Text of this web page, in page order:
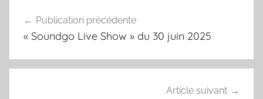
Publication précédente
« Soundgo Live Show » du 30 juin 2025
Article suivant